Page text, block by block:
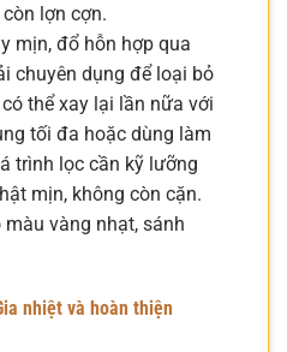
lợn cợn.
mịn, đổ hỗn hợp qua
chuyên dụng để loại bỏ
thể xay lại lần nữa với
tối đa hoặc dùng làm
trình lọc cần kỹ lưỡng
mịn, không còn cặn.
vàng nhạt, sánh
nhiệt và hoàn thiện